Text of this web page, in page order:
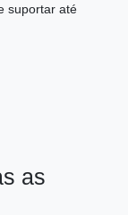
suportar até
as